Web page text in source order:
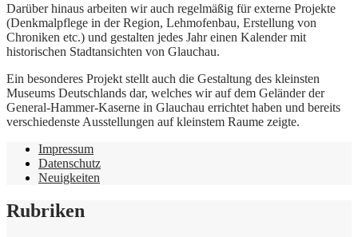
Darüber hinaus arbeiten wir auch regelmäßig für externe Projekte
(Denkmalpflege in der Region, Lehmofenbau, Erstellung von
Chroniken etc.) und gestalten jedes Jahr einen Kalender mit
historischen Stadtansichten von Glauchau.
Ein besonderes Projekt stellt auch die Gestaltung des kleinsten
Museums Deutschlands dar, welches wir auf dem Geländer der
General-Hammer-Kaserne in Glauchau errichtet haben und bereits
verschiedenste Ausstellungen auf kleinstem Raume zeigte.
Impressum
Datenschutz
Neuigkeiten
Rubriken